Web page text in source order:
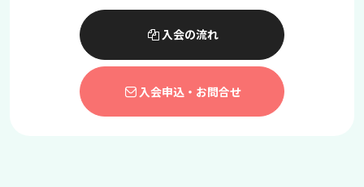
入会の流れ
入会申込・お問合せ